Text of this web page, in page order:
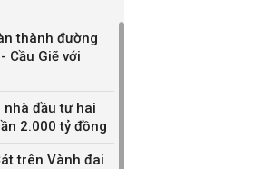
thành đường
Cầu Giẽ với
nhà đầu tư hai
2.000 tỷ đồng
trên Vành đai